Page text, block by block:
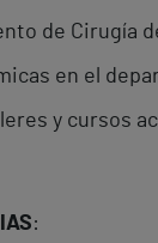
de Cirugía
en el
y cursos
: